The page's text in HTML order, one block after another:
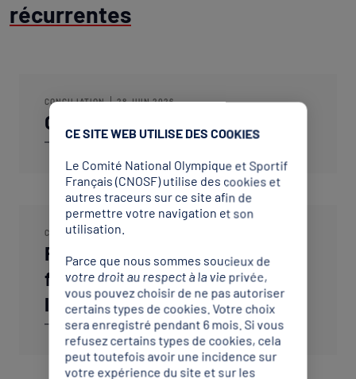
récurrentes
CONCILIATION 28 JUIN 2026
Conflit de sélection
Lire aussi
CONCILIATION 28 JUIN 2026
Présomption de véracité des
faits tels que rapportés par
l’arbitre
Lire aussi
CE SITE WEB UTILISE DES COOKIES
Le Comité National Olympique et Sportif
Français (CNOSF) utilise des cookies et
autres traceurs sur ce site afin de
permettre votre navigation et son
utilisation.
Parce que nous sommes soucieux de
votre droit au respect à la vie privée,
vous pouvez choisir de ne pas autoriser
certains types de cookies. Votre choix
sera enregistré pendant 6 mois. Si vous
refusez certains types de cookies, cela
peut toutefois avoir une incidence sur
votre expérience du site et sur les